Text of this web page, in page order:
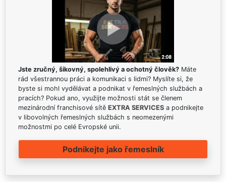
Jste zručný, šikovný, spolehlivý a ochotný člověk? Máte
rád všestrannou práci a komunikaci s lidmi? Myslíte si, že
byste si mohl vydělávat a podnikat v řemeslných službách a
pracích? Pokud ano, využijte možnosti stát se členem
mezinárodní franchisové sítě EXTRA SERVICES a podnikejte
v libovolných řemeslných službách s neomezenými
možnostmi po celé Evropské unii.
Podnikejte jako řemeslník